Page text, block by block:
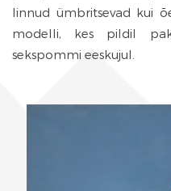
linnud ümbritsevad kui
modelli, kes pildil
sekspommi eeskujul.